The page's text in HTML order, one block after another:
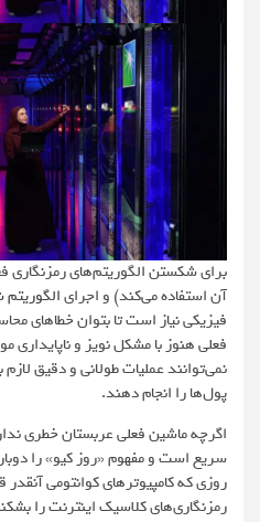
آن استفاده می‌کند) و اجرای
فیزیکی نیاز است تا بتوان خطاهای
فعلی هنوز با مشکل نویز و ناپایداری
نمی‌توانند عملیات طولانی و دقیق
پول‌ها را انجام دهند.‌
اگرچه ماشین فعلی عربستان خطری
سریع است و مفهوم «روز کیو» را
روزی که کامپیوترهای کوانتومی
رمزنگاری‌های کلاسیک اینترنت را